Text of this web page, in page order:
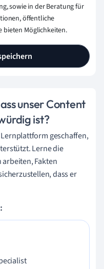
sowie in der Beratung für
öffentliche
bieten Möglichkeiten.
unser Content
ist?
geschaffen,
Lerne die
Fakten
dass er